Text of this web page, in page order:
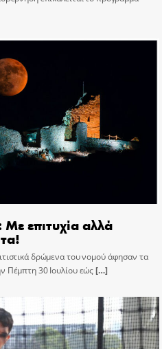
επιτυχία αλλά
δρώμενα του νομού άφησαν τα
Πέμπτη 30 Ιουλίου εώς[…]